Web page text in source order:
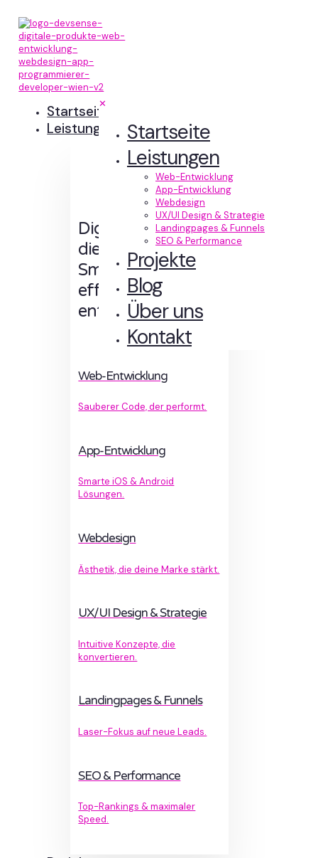
✕
Startseite
Leistungen
Web-Entwicklung
App-Entwicklung
Webdesign
UX/UI Design & Strategie
Landingpages & Funnels
SEO & Performance
Projekte
Blog
Über uns
Kontakt
Startseite
Leistungen
Digitale Erlebnisse,
die Sinn machen.
Smart designt und
effizient
entwickelt.
Web-Entwicklung
Sauberer Code, der performt.
App-Entwicklung
Smarte iOS & Android
Lösungen.
Webdesign
Ästhetik, die deine Marke stärkt.
UX/UI Design & Strategie
Intuitive Konzepte, die
konvertieren.
Landingpages & Funnels
Laser-Fokus auf neue Leads.
SEO & Performance
Top-Rankings & maximaler
Speed.